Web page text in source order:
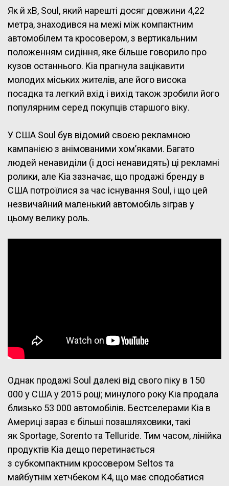
Як й xB, Soul, який нарешті досяг довжини 4,22
метра, знаходився на межі між компактним
автомобілем та кросовером, з вертикальним
положенням сидіння, яке більше говорило про
кузов останнього. Kia прагнула зацікавити
молодих міських жителів, але його висока
посадка та легкий вхід і вихід також зробили його
популярним серед покупців старшого віку.
У США Soul був відомий своєю рекламною
кампанією з анімованими хом’яками. Багато
людей ненавиділи (і досі ненавидять) ці рекламні
ролики, але Kia зазначає, що продажі бренду в
США потроїлися за час існування Soul, і що цей
незвичайний маленький автомобіль зіграв у
цьому велику роль.
Однак продажі Soul далекі від свого піку в 150
000 у США у 2015 році; минулого року Kia продала
близько 53 000 автомобілів. Бестселерами Kia в
Америці зараз є більші позашляховики, такі
як Sportage, Sorento та Telluride. Тим часом, лінійка
продуктів Kia дещо перетинається
з субкомпактним кросовером Seltos та
майбутнім хетчбеком K4, що має сподобатися